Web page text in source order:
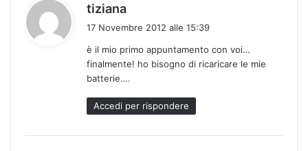
tiziana
e
t
t
o
:
17 Novembre 2012 alle 15:39
è il mio primo appuntamento con voi…
finalmente! ho bisogno di ricaricare le mie
batterie….
Accedi per rispondere